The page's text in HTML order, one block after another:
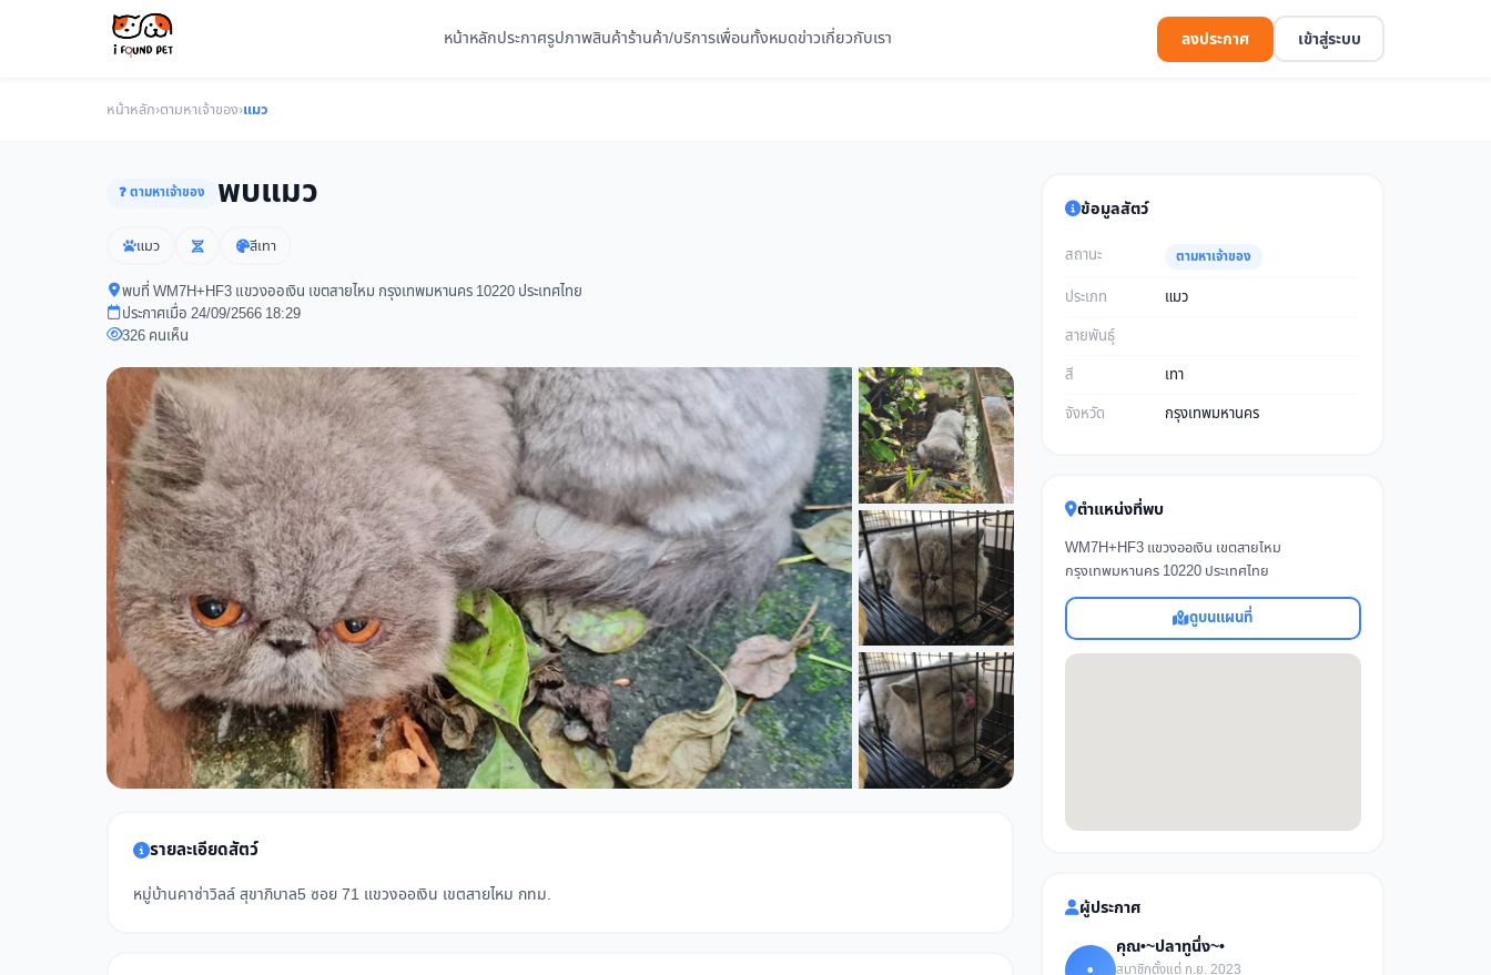
หน้าหลักประกาศรูปภาพสินค้าร้านค้า/บริการเพื่อนทั้งหมดข่าวเกี่ยวกับเรา ลงประกาศ เข้าสู่ระบบ
หน้าหลัก›ตามหาเจ้าของ›แมว
❓ ตามหาเจ้าของ พบแมว
แมว สีเทา
พบที่ WM7H+HF3 แขวงออเงิน เขตสายไหม กรุงเทพมหานคร 10220 ประเทศไทย
ประกาศเมื่อ 24/09/2566 18:29
326 คนเห็น
รายละเอียดสัตว์
หมู่บ้านคาซ่าวิลล์ สุขาภิบาล5 ซอย 71 แขวงออเงิน เขตสายไหม กทม.
ข้อมูลสัตว์
สถานะ ตามหาเจ้าของ
ประเภท
แมว
สายพันธุ์
สี
เทา
จังหวัด
กรุงเทพมหานคร
ตำแหน่งที่พบ
WM7H+HF3 แขวงออเงิน เขตสายไหม
กรุงเทพมหานคร 10220 ประเทศไทย
ดูบนแผนที่
ผู้ประกาศ
คุณ•~ปลาทูนึ่ง~•
สมาชิกตั้งแต่ ก.ย. 2023